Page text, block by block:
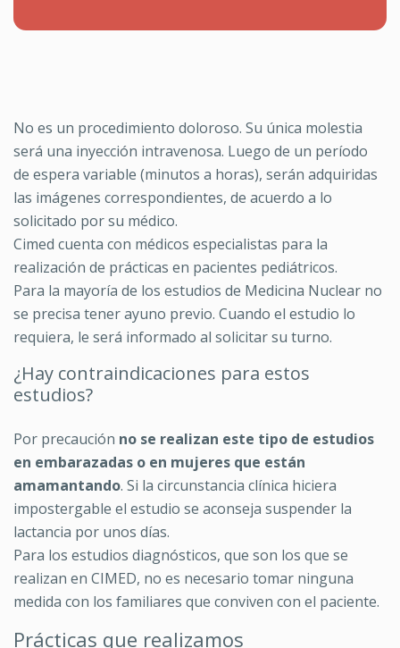
No es un procedimiento doloroso. Su única molestia
será una inyección intravenosa. Luego de un período
de espera variable (minutos a horas), serán adquiridas
las imágenes correspondientes, de acuerdo a lo
solicitado por su médico.
Cimed cuenta con médicos especialistas para la
realización de prácticas en pacientes pediátricos.
Para la mayoría de los estudios de Medicina Nuclear no
se precisa tener ayuno previo. Cuando el estudio lo
requiera, le será informado al solicitar su turno.
¿Hay contraindicaciones para estos
estudios?
Por precaución no se realizan este tipo de estudios
en embarazadas o en mujeres que están
amamantando. Si la circunstancia clínica hiciera
impostergable el estudio se aconseja suspender la
lactancia por unos días.
Para los estudios diagnósticos, que son los que se
realizan en CIMED, no es necesario tomar ninguna
medida con los familiares que conviven con el paciente.
Prácticas que realizamos